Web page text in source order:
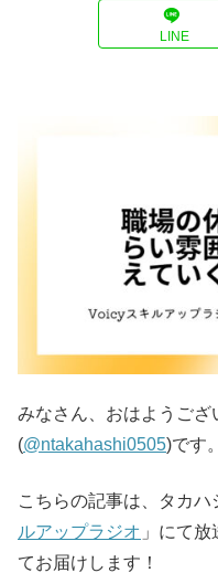
LINE
みなさん、おはようござ
(@ntakahashi0505)です。
こちらの記事は、タカハ
ルアップラジオ 」にて
てお届けします！